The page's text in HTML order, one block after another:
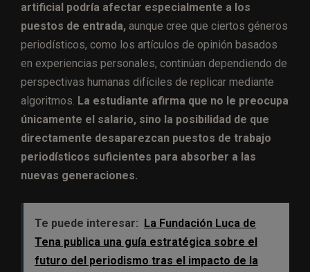
artificial podría afectar especialmente a los
puestos de entrada, aunque cree que ciertos géneros
periodísticos, como los artículos de opinión basados
en experiencias personales, continúan dependiendo de
perspectivas humanas difíciles de replicar mediante
algoritmos. La estudiante afirma que no le preocupa
únicamente el salario, sino la posibilidad de que
directamente desaparezcan puestos de trabajo
periodísticos suficientes para absorber a las
nuevas generaciones.
Te puede interesar:
La Fundación Luca de
Tena publica una guía estratégica sobre el
futuro del periodismo tras el impacto de la